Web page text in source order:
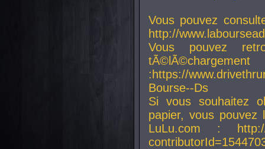
Vous pouvez
http://
Vous pouvez
:https://
Bourse--Ds
Si vous souhaitez
papier, vous
LuLu.com : http://